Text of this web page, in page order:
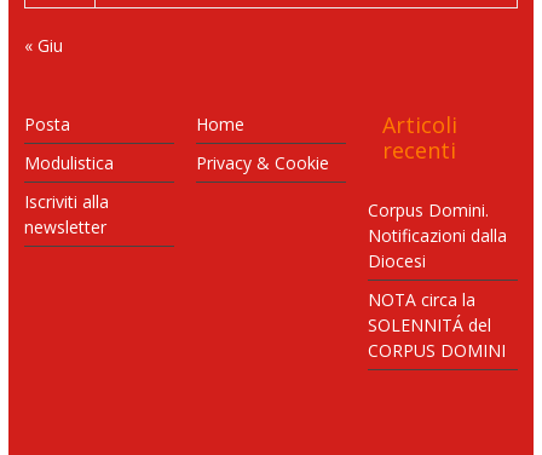
« Giu
Posta
Modulistica
Iscriviti alla
newsletter
Home
Privacy & Cookie
Articoli
recenti
Corpus Domini.
Notificazioni dalla
Diocesi
NOTA circa la
SOLENNITÁ del
CORPUS DOMINI